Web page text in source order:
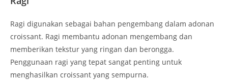
Ragi digunakan sebagai bahan pengembang dalam adonan
croissant. Ragi membantu adonan mengembang dan
memberikan tekstur yang ringan dan berongga.
Penggunaan ragi yang tepat sangat penting untuk
menghasilkan croissant yang sempurna.